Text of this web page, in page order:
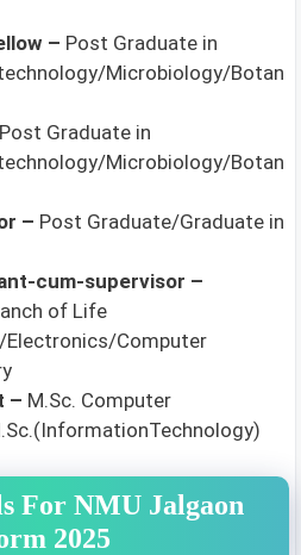
– Post Graduate in
Microbiology/Botan
Post Graduate in
Microbiology/Botan
– Post Graduate/Graduate in
cum-supervisor –
of Life
Electronics/Computer
– M.Sc. Computer
For NMU Jalgaon
2025